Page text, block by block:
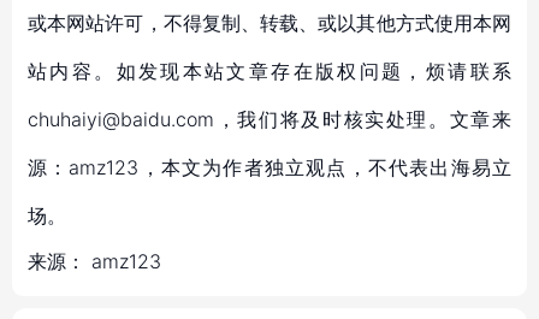
或本网站许可，不得复制、转载、或以其他方式使用本网
站内容。如发现本站文章存在版权问题，烦请联系
chuhaiyi@baidu.com，我们将及时核实处理。文章来
源：amz123，本文为作者独立观点，不代表出海易立
场。
来源： amz123